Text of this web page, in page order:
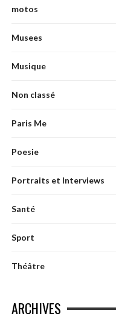
motos
Musees
Musique
Non classé
Paris Me
Poesie
Portraits et Interviews
Santé
Sport
Théâtre
ARCHIVES